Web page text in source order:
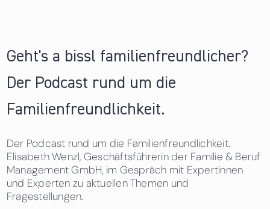
Geht's a bissl familienfreundlicher?
Der Podcast rund um die
Familienfreundlichkeit.
Der Podcast rund um die Familienfreundlichkeit.
Elisabeth Wenzl, Geschäftsführerin der Familie & Beruf
Management GmbH, im Gespräch mit Expertinnen
und Experten zu aktuellen Themen und
Fragestellungen.